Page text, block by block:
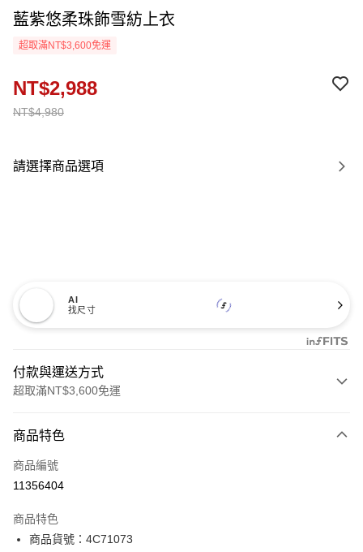
藍紫悠柔珠飾雪紡上衣
超取滿NT$3,600免運
NT$4,980
NT$2,988
請選擇商品選項
AI
找尺寸
付款與運送方式
超取滿NT$3,600免運
信用卡一次付款
信用卡分期付款
合作金庫商業銀行
華南商業銀行
LINE Pay
商品特色
商品編號
11356404
商品特色
商品貨號：4C71073